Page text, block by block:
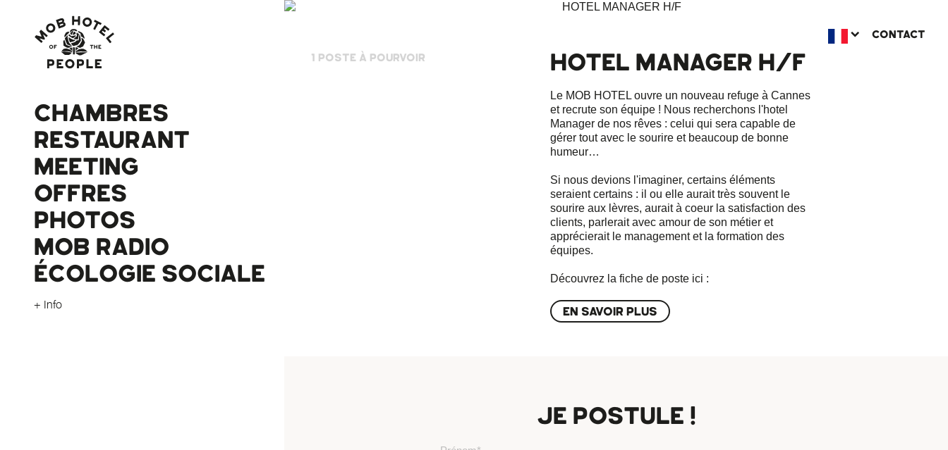
CHAMBRES
RESTAURANT
MEETING
OFFRES
PHOTOS
MOB RADIO
ÉCOLOGIE SOCIALE
+ Info
CONTACT
HOTEL MANAGER H/F
1 POSTE À POURVOIR
Le MOB HOTEL ouvre un nouveau refuge à Cannes
et recrute son équipe ! Nous recherchons l'hotel
Manager de nos rêves : celui qui sera capable de
gérer tout avec le sourire et beaucoup de bonne
humeur…
Si nous devions l'imaginer, certains éléments
seraient certains : il ou elle aurait très souvent le
sourire aux lèvres, aurait à coeur la satisfaction des
clients, parlerait avec amour de son métier et
apprécierait le management et la formation des
équipes.
Découvrez la fiche de poste ici :
EN SAVOIR PLUS
JE POSTULE !